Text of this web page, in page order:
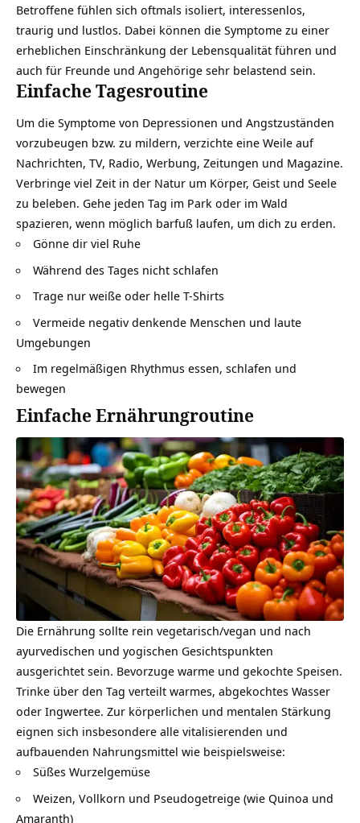
Betroffene fühlen sich oftmals isoliert, interessenlos,
traurig und lustlos. Dabei können die Symptome zu einer
erheblichen Einschränkung der Lebensqualität führen und
auch für Freunde und Angehörige sehr belastend sein.
Einfache Tagesroutine
Um die Symptome von Depressionen und Angstzuständen
vorzubeugen bzw. zu mildern, verzichte eine Weile auf
Nachrichten, TV, Radio, Werbung, Zeitungen und Magazine.
Verbringe viel Zeit in der Natur um Körper, Geist und Seele
zu beleben. Gehe jeden Tag im Park oder im Wald
spazieren, wenn möglich barfuß laufen, um dich zu erden.
Gönne dir viel Ruhe
Während des Tages nicht schlafen
Trage nur weiße oder helle T-Shirts
Vermeide negativ denkende Menschen und laute
Umgebungen
Im regelmäßigen Rhythmus essen, schlafen und
bewegen
Einfache Ernährungroutine
Die Ernährung sollte rein vegetarisch/vegan und nach
ayurvedischen und yogischen Gesichtspunkten
ausgerichtet sein. Bevorzuge warme und gekochte Speisen.
Trinke über den Tag verteilt warmes, abgekochtes Wasser
oder Ingwertee. Zur körperlichen und mentalen Stärkung
eignen sich insbesondere alle vitalisierenden und
aufbauenden Nahrungsmittel wie beispielsweise:
Süßes Wurzelgemüse
Weizen, Vollkorn und Pseudogetreige (wie Quinoa und
Amaranth)